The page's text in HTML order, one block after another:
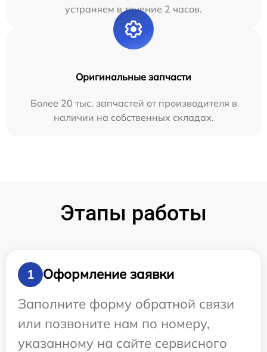
устраняем в течение 2 часов.
Оригинальные запчасти
Более 20 тыс. запчастей от производителя в
наличии на собственных складах.
Этапы работы
1
Оформление заявки
Заполните форму обратной связи
или позвоните нам по номеру,
указанному на сайте сервисного